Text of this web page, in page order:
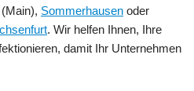
(Main), Sommerhausen oder
. Wir helfen Ihnen, Ihre
damit Ihr Unternehmen